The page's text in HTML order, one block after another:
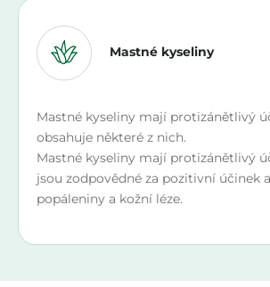
Mastné kyseliny
Mastné kyseliny mají protizánětlivý
obsahuje některé z nich.
Mastné kyseliny mají protizánětlivý
jsou zodpovědné za pozitivní účinek
popáleniny a kožní léze.